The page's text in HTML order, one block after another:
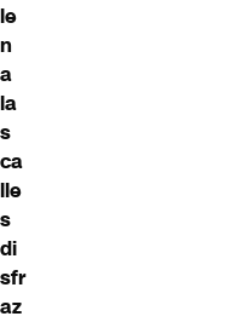
le
n
a
la
s
ca
lle
s
di
sfr
az